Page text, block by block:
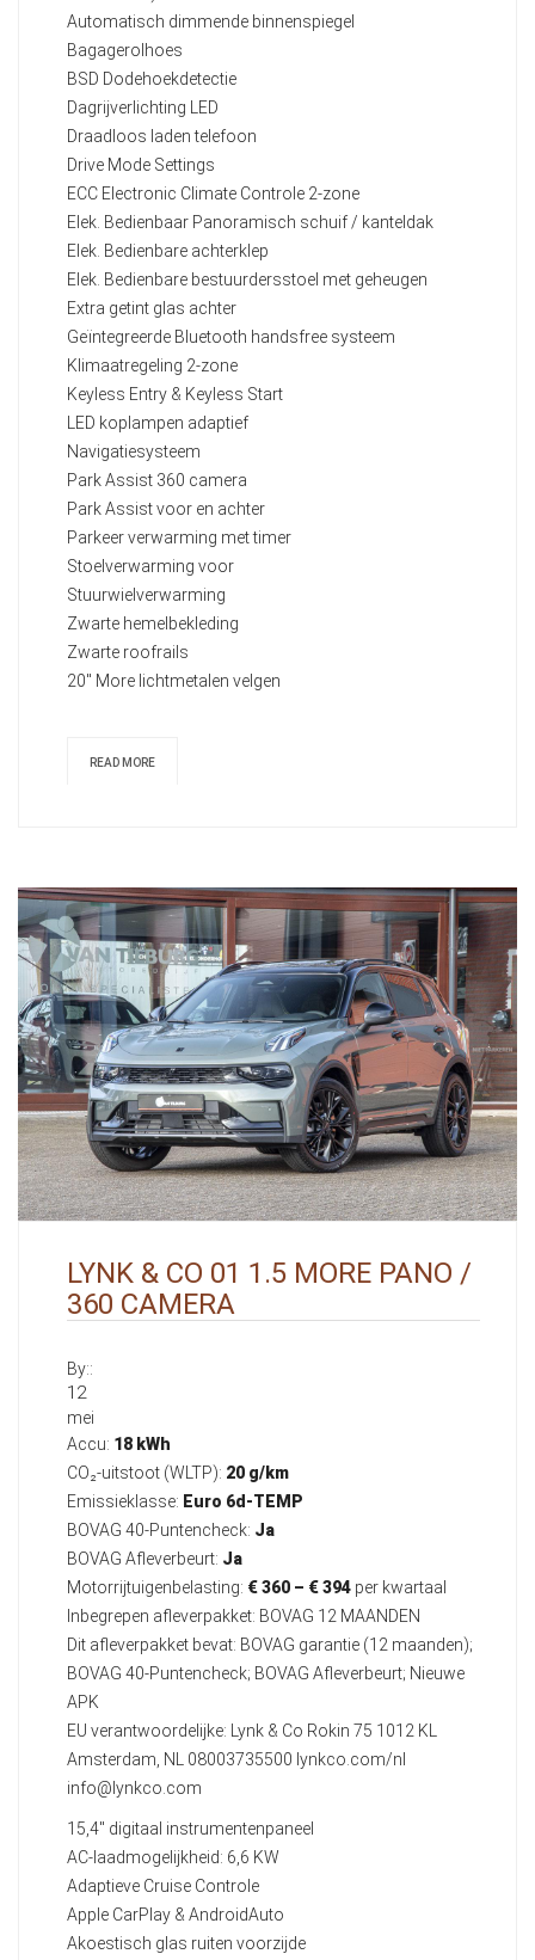
Automatisch dimmende binnenspiegel
Bagagerolhoes
BSD Dodehoekdetectie
Dagrijverlichting LED
Draadloos laden telefoon
Drive Mode Settings
ECC Electronic Climate Controle 2-zone
Elek. Bedienbaar Panoramisch schuif / kanteldak
Elek. Bedienbare achterklep
Elek. Bedienbare bestuurdersstoel met geheugen
Extra getint glas achter
Geïntegreerde Bluetooth handsfree systeem
Klimaatregeling 2-zone
Keyless Entry & Keyless Start
LED koplampen adaptief
Navigatiesysteem
Park Assist 360 camera
Park Assist voor en achter
Parkeer verwarming met timer
Stoelverwarming voor
Stuurwielverwarming
Zwarte hemelbekleding
Zwarte roofrails
20" More lichtmetalen velgen
READ MORE
LYNK & CO 01 1.5 MORE PANO /
360 CAMERA
By::
12
mei
Accu: 18 kWh
CO₂-uitstoot (WLTP): 20 g/km
Emissieklasse: Euro 6d-TEMP
BOVAG 40-Puntencheck: Ja
BOVAG Afleverbeurt: Ja
Motorrijtuigenbelasting: € 360 – € 394 per kwartaal
Inbegrepen afleverpakket: BOVAG 12 MAANDEN
Dit afleverpakket bevat: BOVAG garantie (12 maanden);
BOVAG 40-Puntencheck; BOVAG Afleverbeurt; Nieuwe
APK
EU verantwoordelijke: Lynk & Co Rokin 75 1012 KL
Amsterdam, NL 08003735500 lynkco.com/nl
info@lynkco.com
15,4" digitaal instrumentenpaneel
AC-laadmogelijkheid: 6,6 KW
Adaptieve Cruise Controle
Apple CarPlay & AndroidAuto
Akoestisch glas ruiten voorzijde